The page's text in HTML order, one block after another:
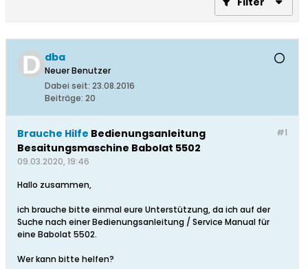
dba
Neuer Benutzer
Dabei seit: 23.08.2016
Beiträge: 20
#1
Brauche Hilfe Bedienungsanleitung
Besaitungsmaschine Babolat 5502
09.03.2020, 19:46
Hallo zusammen,
ich brauche bitte einmal eure Unterstützung, da ich auf der
Suche nach einer Bedienungsanleitung / Service Manual für
eine Babolat 5502.
Wer kann bitte helfen?